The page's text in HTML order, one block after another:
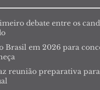
debate entre os
Brasil em 2026 para
reunião preparativa para